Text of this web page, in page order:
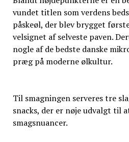
vundet titlen som verdens
påskeøl, der blev brygget
velsignet af selveste paven.
nogle af de bedste danske
præg på moderne ølkultur.
Til smagningen serveres tre
snacks, der er nøje udvalgt til
smagsnuancer.